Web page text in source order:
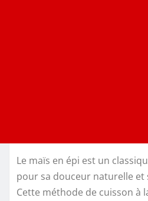
Le maïs en épi est un
pour sa douceur naturelle
Cette méthode de cuisson à